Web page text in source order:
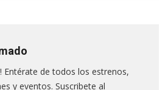
Entérate de todos los estrenos,
y eventos. Suscribete al